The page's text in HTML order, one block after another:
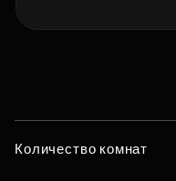
Количество комнат